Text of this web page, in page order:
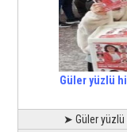
Güler yüzlü
➤ Güler yüzlü